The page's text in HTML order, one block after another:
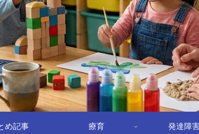
め記事 療育 発達障